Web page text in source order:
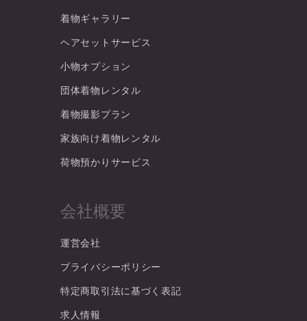
着物ギャラリー
ヘアセットサービス
小物オプション
団体着物レンタル
着物撮影プラン
家族向け着物レンタル
荷物預かりサービス
会社概要
運営会社
プライバシーポリシー
特定商取引法に基づく表記
求人情報